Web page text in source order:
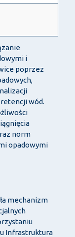
i
poprzez
wód.
norm
opadowymi
mechanizm
Infrastruktura